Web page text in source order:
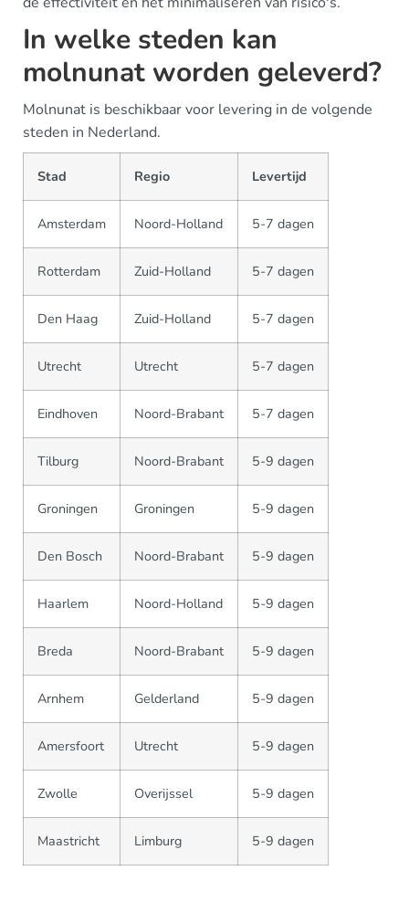
In welke steden kan
molnunat worden geleverd?
Molnunat is beschikbaar voor levering in de volgende
steden in Nederland.
Stad Regio Levertijd
Amsterdam Noord-Holland 5-7 dagen
Rotterdam Zuid-Holland 5-7 dagen
Den Haag Zuid-Holland 5-7 dagen
Utrecht Utrecht 5-7 dagen
Eindhoven Noord-Brabant 5-7 dagen
Tilburg Noord-Brabant 5-9 dagen
Groningen Groningen 5-9 dagen
Den Bosch Noord-Brabant 5-9 dagen
Haarlem Noord-Holland 5-9 dagen
Breda Noord-Brabant 5-9 dagen
Arnhem Gelderland 5-9 dagen
Amersfoort Utrecht 5-9 dagen
Zwolle Overijssel 5-9 dagen
Maastricht Limburg 5-9 dagen